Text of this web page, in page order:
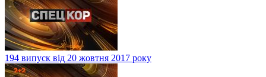
194 випуск від 20 жовтня 2017 року